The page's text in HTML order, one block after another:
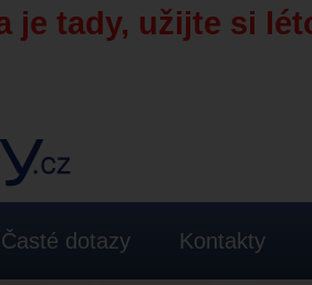
je tady, užijte si
Časté dotazy Kontakty